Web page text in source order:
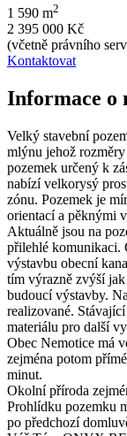
1 590 m2
2 395 000 Kč
(včetně právního
Kontaktovat
Informace o
Velký stavební
mlýnu jehož
pozemek určený k
nabízí velkorysý
zónu. Pozemek je
orientací a pěknými
Aktuálně jsou na
přilehlé komunikaci.
výstavbu obecní
tím výrazně zvýší
budoucí výstavby.
realizované.
materiálu pro další
Obec Nemotice má
zejména potom
minut.
Okolní příroda
Prohlídku pozemku
po předchozí